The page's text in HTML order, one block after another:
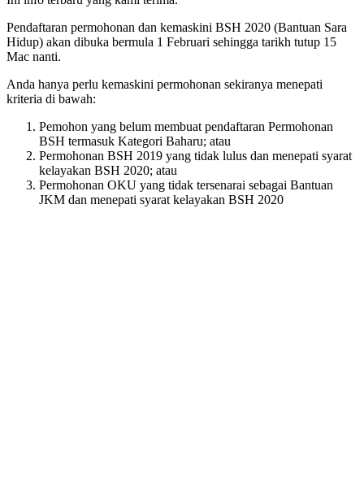
Pendaftaran permohonan dan kemaskini BSH 2020 (Bantuan Sara
Hidup) akan dibuka bermula 1 Februari sehingga tarikh tutup 15
Mac nanti.
Anda hanya perlu kemaskini permohonan sekiranya menepati
kriteria di bawah:
Pemohon yang belum membuat pendaftaran Permohonan
BSH termasuk Kategori Baharu; atau
Permohonan BSH 2019 yang tidak lulus dan menepati syarat
kelayakan BSH 2020; atau
Permohonan OKU yang tidak tersenarai sebagai Bantuan
JKM dan menepati syarat kelayakan BSH 2020